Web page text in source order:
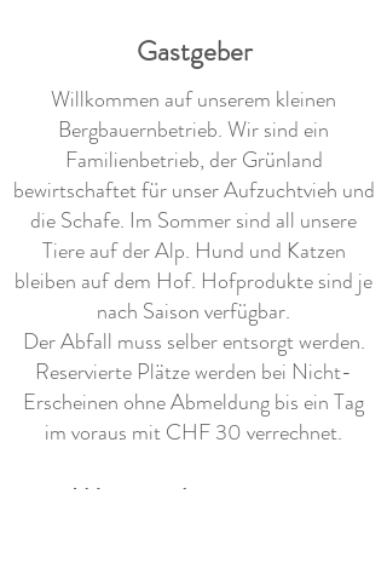
Gastgeber
Willkommen auf unserem kleinen
Bergbauernbetrieb. Wir sind ein
Familienbetrieb, der Grünland
bewirtschaftet für unser Aufzuchtvieh und
die Schafe. Im Sommer sind all unsere
Tiere auf der Alp. Hund und Katzen
bleiben auf dem Hof. Hofprodukte sind je
nach Saison verfügbar.
Der Abfall muss selber entsorgt werden.
Reservierte Plätze werden bei Nicht-
Erscheinen ohne Abmeldung bis ein Tag
im voraus mit CHF 30 verrechnet.
Weitere Ausstattung